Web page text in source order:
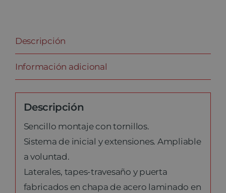
Descripción
Información adicional
Descripción
Sencillo montaje con tornillos.
Sistema de inicial y extensiones. Ampliable
a voluntad.
Laterales, tapes-travesaño y puerta
fabricados en chapa de acero laminado en